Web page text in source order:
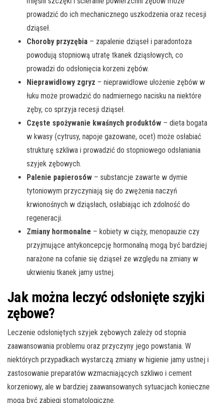
prowadzić do ich mechanicznego uszkodzenia oraz recesji
dziąseł.
Choroby przyzębia – zapalenie dziąseł i paradontoza
powodują stopniową utratę tkanek dziąsłowych, co
prowadzi do odsłonięcia korzeni zębów.
Nieprawidłowy zgryz – nieprawidłowe ułożenie zębów w
łuku może prowadzić do nadmiernego nacisku na niektóre
zęby, co sprzyja recesji dziąseł.
Częste spożywanie kwaśnych produktów – dieta bogata
w kwasy (cytrusy, napoje gazowane, ocet) może osłabiać
strukturę szkliwa i prowadzić do stopniowego odsłaniania
szyjek zębowych.
Palenie papierosów – substancje zawarte w dymie
tytoniowym przyczyniają się do zwężenia naczyń
krwionośnych w dziąsłach, osłabiając ich zdolność do
regeneracji.
Zmiany hormonalne – kobiety w ciąży, menopauzie czy
przyjmujące antykoncepcję hormonalną mogą być bardziej
narażone na cofanie się dziąseł ze względu na zmiany w
ukrwieniu tkanek jamy ustnej.
Jak można leczyć odsłonięte szyjki
zębowe?
Leczenie odsłoniętych szyjek zębowych zależy od stopnia
zaawansowania problemu oraz przyczyny jego powstania. W
niektórych przypadkach wystarczą zmiany w higienie jamy ustnej i
zastosowanie preparatów wzmacniających szkliwo i cement
korzeniowy, ale w bardziej zaawansowanych sytuacjach konieczne
mogą być zabiegi stomatologiczne.